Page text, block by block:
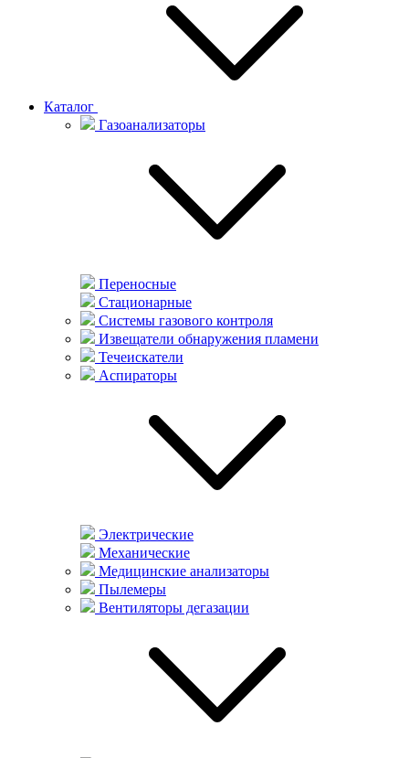
Каталог
Газоанализаторы
Переносные
Стационарные
Системы газового контроля
Извещатели обнаружения пламени
Течеискатели
Аспираторы
Электрические
Механические
Медицинские анализаторы
Пылемеры
Вентиляторы дегазации